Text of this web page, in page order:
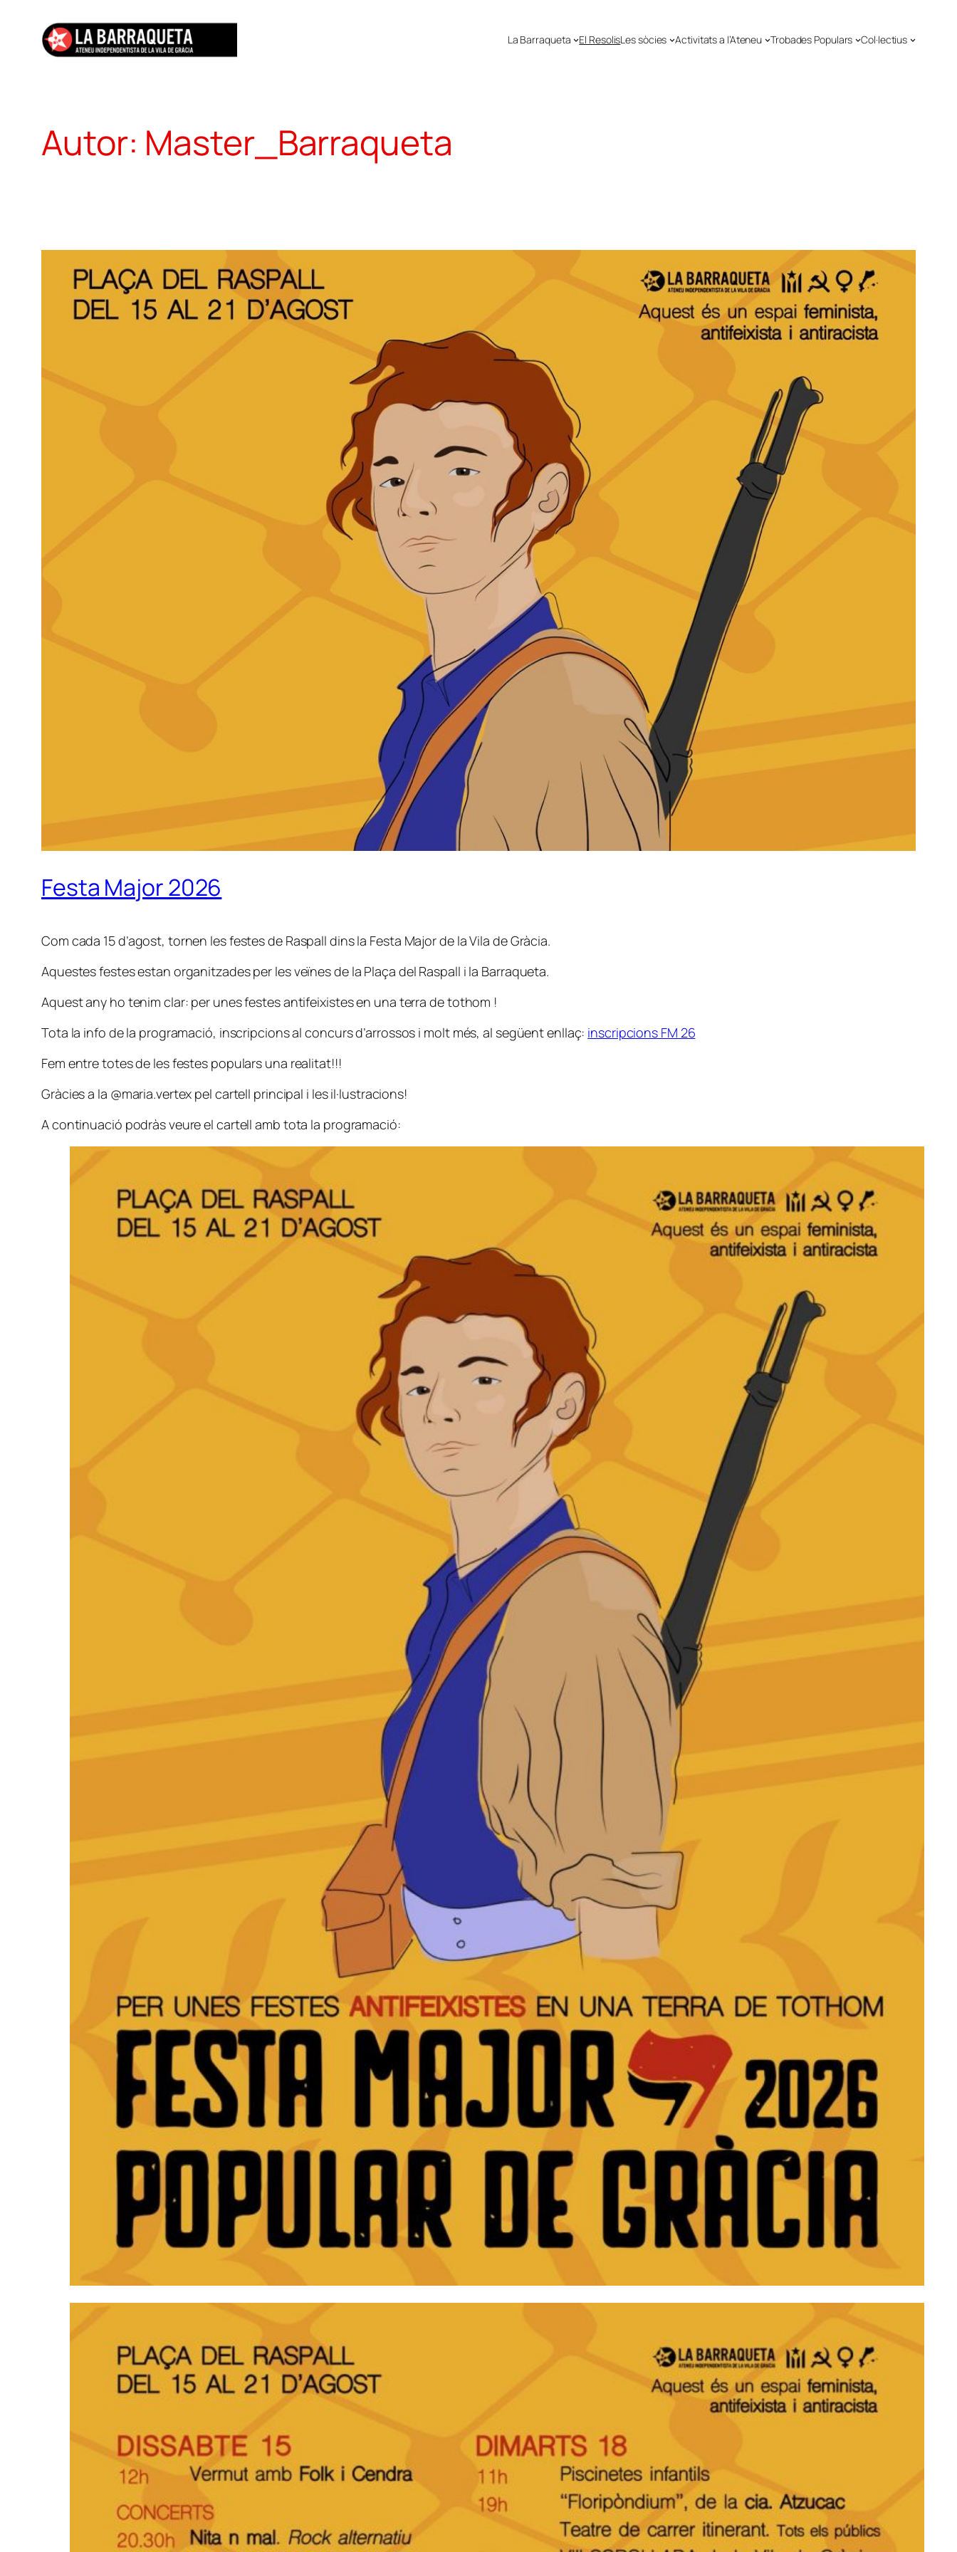
contingut
La Barraqueta El ResolisLes sòcies Activitats a l’Ateneu Trobades Populars Col·lectius
Autor: Master_Barraqueta
Festa Major 2026
Com cada 15 d’agost, tornen les festes de Raspall dins la Festa Major de la Vila de Gràcia.
Aquestes festes estan organitzades per les veïnes de la Plaça del Raspall i la Barraqueta.
Aquest any ho tenim clar: per unes festes antifeixistes en una terra de tothom !
Tota la info de la programació, inscripcions al concurs d’arrossos i molt més, al següent enllaç: inscripcions FM 26
Fem entre totes de les festes populars una realitat!!!
Gràcies a la @maria.vertex pel cartell principal i les il·lustracions!
A continuació podràs veure el cartell amb tota la programació: